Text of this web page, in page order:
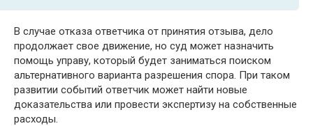
В случае отказа ответчика от принятия отзыва, дело
продолжает свое движение, но суд может назначить
помощь управу, который будет заниматься поиском
альтернативного варианта разрешения спора. При таком
развитии событий ответчик может найти новые
доказательства или провести экспертизу на собственные
расходы.